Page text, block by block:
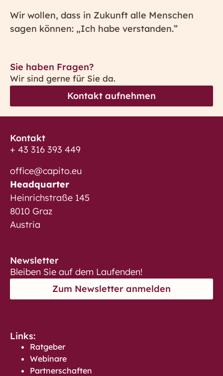
Wir wollen, dass in Zukunft alle Menschen
sagen können: „Ich habe verstanden.”
Sie haben Fragen?
Wir sind gerne für Sie da.
Kontakt aufnehmen
Kontakt
+ 43 316 393 449
office@capito.eu
Headquarter
Heinrichstraße 145
8010 Graz
Austria
Newsletter
Bleiben Sie auf dem Laufenden!
Zum Newsletter anmelden
Links:
Ratgeber
Webinare
Partnerschaften